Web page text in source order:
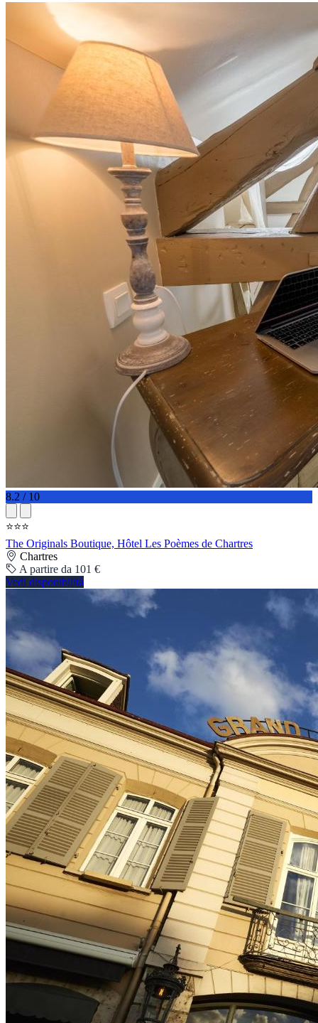
8.2 / 10
⭐⭐⭐
The Originals Boutique, Hôtel Les Poèmes de Chartres
Chartres
A partire da 101 €
Vedi disponibilità